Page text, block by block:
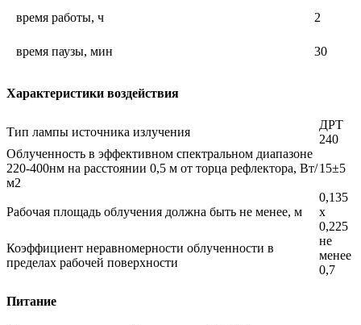
время работы, ч 2
время паузы, мин 30
Характеристики воздействия
Тип лампы источника излучения
ДРТ
240
Облученность в эффективном спектральном диапазоне
220-400нм на расстоянии 0,5 м от торца рефлектора, Вт/
м2
15±5
Рабочая площадь облучения должна быть не менее, м
0,135
х
0,225
Коэффициент неравномерности облученности в
пределах рабочей поверхности
не
менее
0,7
Питание